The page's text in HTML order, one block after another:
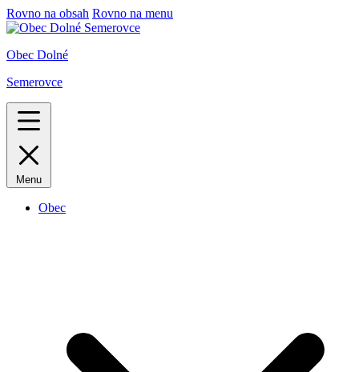
Rovno na obsah Rovno na menu
Obec Dolné
Semerovce
Menu
Obec